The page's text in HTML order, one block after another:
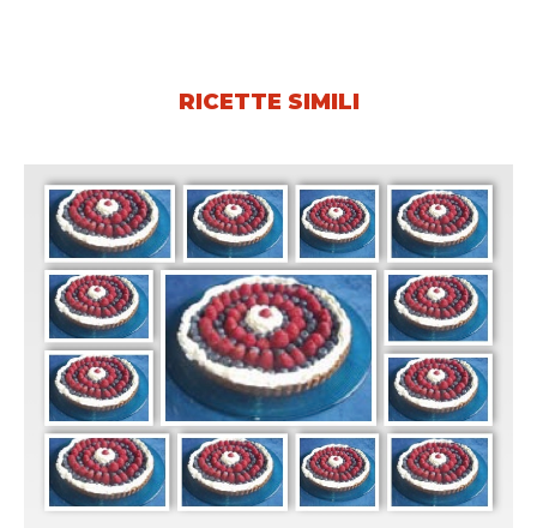
RICETTE SIMILI